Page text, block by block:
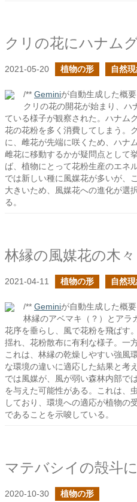
クリの花にハナム
2021-05-20 植物の形 自然
/** Geminiが自動生成した概
クリの花の開花が始まり、ハ
ている様子が観察された。ハナム
花の花粉を多く消費してしまう。
に、雌花が先端に咲くため、ハナ
雌花に移動するかが疑問点として
ば、植物にとって花粉生産のエネ
では新しい種に風媒花が多いが、
大きいため、風媒花への進化が選
る。
林縁の風媒花の木々
2021-04-11 植物の形 自然
/** Geminiが自動生成した概
林縁のアベマキ（？）とアラ
花序を垂らし、風で花粉を飛ばす
揺れ、花粉散布に有利な様子。一
これは、林縁の乾燥しやすい強風
な環境の違いに適応した結果と考
では風媒が、風が弱い森林内部で
を与えた可能性がある。これは、
しており、環境への適応が植物の
であることを示唆している。
2020-10-30 植物の形